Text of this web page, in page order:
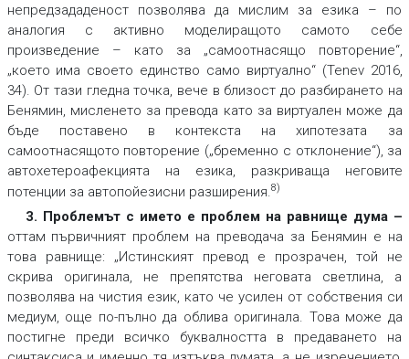
непредзададеност позволява да мислим за езика – по
аналогия с активно моделиращото самото себе
произведение – като за „самоотнасящо повторение“,
„което има своето единство само виртуално“ (Tenev 2016,
34). От тази гледна точка, вече в близост до разбирането на
Бенямин, мисленето за превода като за виртуален може да
бъде поставено в контекста на хипотезата за
самоотнасящото повторение („бременно с отклонение“), за
автохетероафекцията на езика, разкриваща неговите
потенции за автопойезисни разширения.8)
3. Проблемът с името е проблем на равнище дума–
оттам първичният проблем на преводача за Бенямин е на
това равнище: „Истинският превод е прозрачен, той не
скрива оригинала, не препятства неговата светлина, а
позволява на чистия език, като че усилен от собствения си
медиум, още по-пълно да облива оригинала. Това може да
постигне преди всичко буквалността в предаването на